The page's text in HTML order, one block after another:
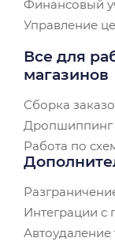
Финансовый
Управление
Все для
магазинов
Сборка
Дропшиппинг
Работа по
Интеграции